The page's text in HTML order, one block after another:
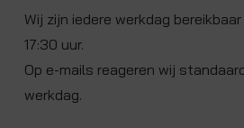
Wij zijn iedere werkdag
17:30 uur.
Op e-mails reageren wij
werkdag.